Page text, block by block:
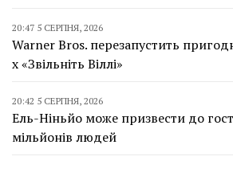
20:47 5 СЕРПНЯ, 2026
Warner Bros. перезапустить
х «Звільніть Віллі»
20:42 5 СЕРПНЯ, 2026
Ель-Ніньйо може призвести до
мільйонів людей